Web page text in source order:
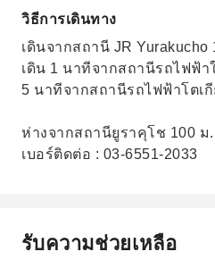
วิธีการเดินทาง
เดินจากสถานี JR Yurakucho
เดิน 1 นาทีจากสถานีรถไฟฟ้า
5 นาทีจากสถานีรถไฟฟ้าโตเ
ห่างจากสถานียูราคุโช 100 ม.
เบอร์ติดต่อ : 03-6551-2033
รับความช่วยเหลือ